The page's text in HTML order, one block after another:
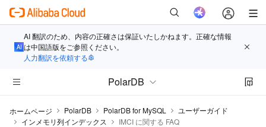
AI 翻訳のため、内容の正確さは保証いたしかねます。正確な情報
は中国語版をご参照ください。
人力翻訳を依頼する
PolarDB
ホームページ PolarDB PolarDB for MySQL
ユーザーガイド
インメモリ列インデックス
IMCI に関する FAQ